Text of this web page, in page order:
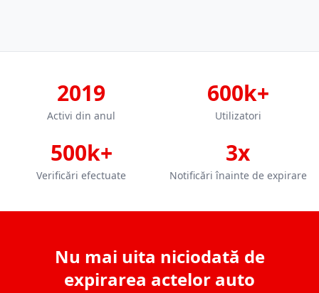
2019
Activi din anul
600k+
Utilizatori
500k+
Verificări efectuate
3x
Notificări înainte de expirare
Nu mai uita niciodată de
expirarea actelor auto